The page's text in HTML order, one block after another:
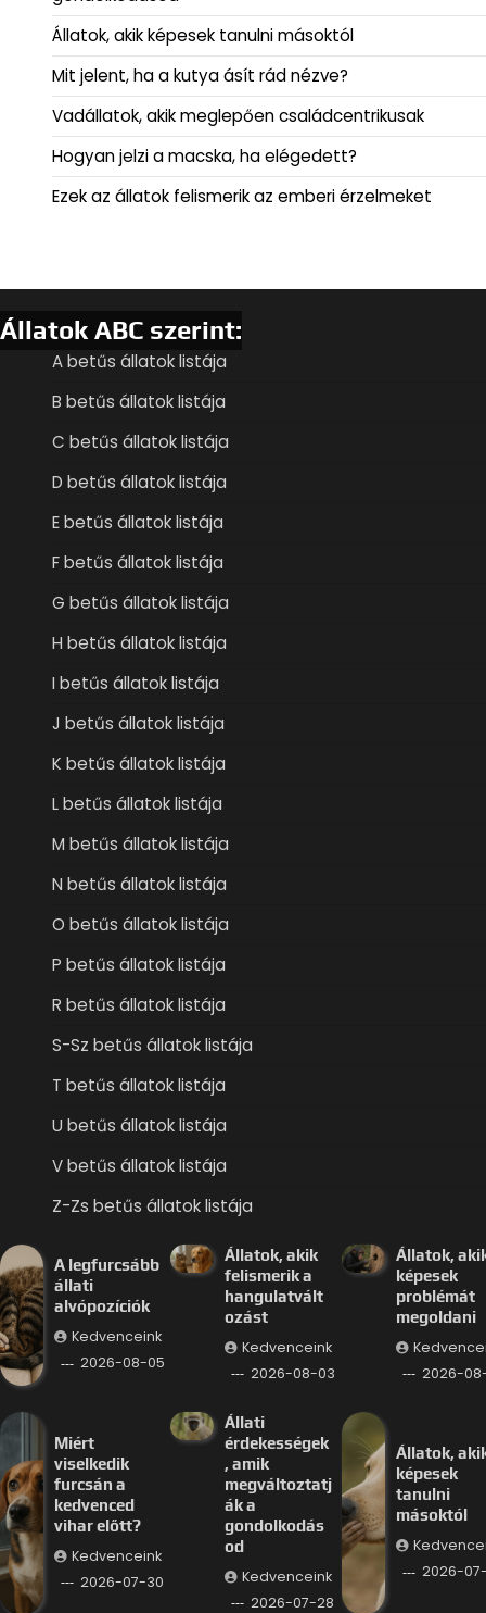
Állatok, akik képesek tanulni másoktól
Mit jelent, ha a kutya ásít rád nézve?
Vadállatok, akik meglepően családcentrikusak
Hogyan jelzi a macska, ha elégedett?
Ezek az állatok felismerik az emberi érzelmeket
Állatok ABC szerint:
A betűs állatok listája
B betűs állatok listája
C betűs állatok listája
D betűs állatok listája
E betűs állatok listája
F betűs állatok listája
G betűs állatok listája
H betűs állatok listája
I betűs állatok listája
J betűs állatok listája
K betűs állatok listája
L betűs állatok listája
M betűs állatok listája
N betűs állatok listája
O betűs állatok listája
P betűs állatok listája
R betűs állatok listája
S-Sz betűs állatok listája
T betűs állatok listája
U betűs állatok listája
V betűs állatok listája
Z-Zs betűs állatok listája
A legfurcsább
állati
alvópozíciók
Kedvenceink
2026-08-05
Állatok, akik
felismerik a
hangulatvált
ozást
Kedvenceink
2026-08-03
Állatok,
képesek
problémát
megoldani
2026-
Miért
viselkedik
furcsán a
kedvenced
vihar előtt?
Kedvenceink
2026-07-30
Állati
érdekességek
, amik
megváltoztatj
ák a
gondolkodás
od
Kedvenceink
2026-07-28
Állatok,
képesek
tanulni
másoktól
2026-